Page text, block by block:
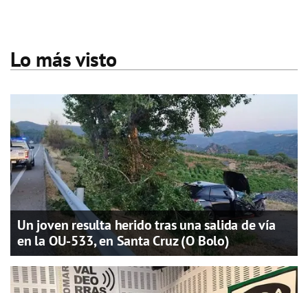
Lo más visto
Un joven resulta herido tras una salida de vía
en la OU-533, en Santa Cruz (O Bolo)